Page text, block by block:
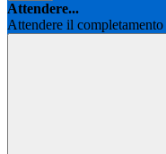
Attendere...
Attendere il